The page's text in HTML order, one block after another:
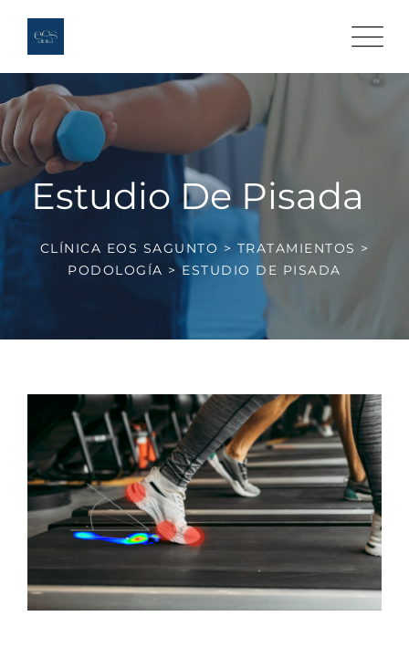
Estudio De Pisada
CLÍNICA EOS SAGUNTO > TRATAMIENTOS >
PODOLOGÍA >ESTUDIO DE PISADA